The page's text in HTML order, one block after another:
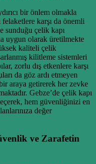
bir önlem olmakla
karşı da önemli
sunduğu çelik kapı
uygun olarak üretilmekte
kaliteli çelik
kilitleme sistemleri
zorlu dış etkenlere karşı
da göz ardı etmeyen
araya getirerek her zevke
Gebze’de çelik kapı
hem güvenliğinizi en
değer
ve Zarafetin